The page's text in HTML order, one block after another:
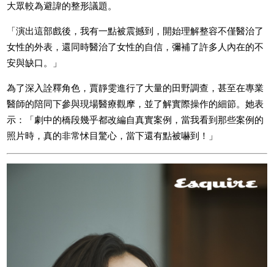
大眾較為避諱的整形議題。
「演出這部戲後，我有一點被震撼到，開始理解整容不僅醫治了
女性的外表，還同時醫治了女性的自信，彌補了許多人內在的不
安與缺口。」
為了深入詮釋角色，賈靜雯進行了大量的田野調查，甚至在專業
醫師的陪同下參與現場醫療觀摩，並了解實際操作的細節。她表
示：「劇中的橋段幾乎都改編自真實案例，當我看到那些案例的
照片時，真的非常怵目驚心，當下還有點被嚇到！」